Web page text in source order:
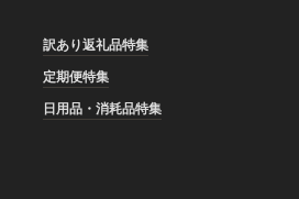
訳あり返礼品特集
定期便特集
日用品・消耗品特集